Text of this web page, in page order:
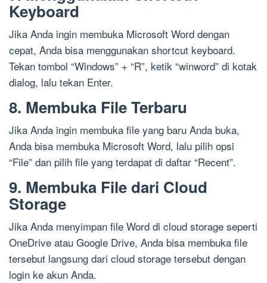
Keyboard
Jika Anda ingin membuka Microsoft Word dengan
cepat, Anda bisa menggunakan shortcut keyboard.
Tekan tombol “Windows” + “R”, ketik “winword” di kotak
dialog, lalu tekan Enter.
8. Membuka File Terbaru
Jika Anda ingin membuka file yang baru Anda buka,
Anda bisa membuka Microsoft Word, lalu pilih opsi
“File” dan pilih file yang terdapat di daftar “Recent”.
9. Membuka File dari Cloud
Storage
Jika Anda menyimpan file Word di cloud storage seperti
OneDrive atau Google Drive, Anda bisa membuka file
tersebut langsung dari cloud storage tersebut dengan
login ke akun Anda.